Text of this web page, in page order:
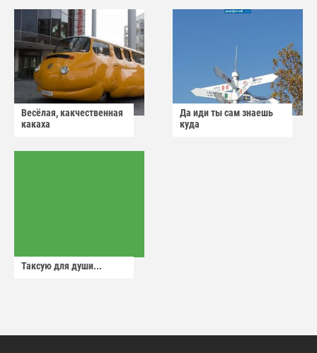
Весёлая, какчественная
какаха
Да иди ты сам знаешь
куда
Таксую для души...